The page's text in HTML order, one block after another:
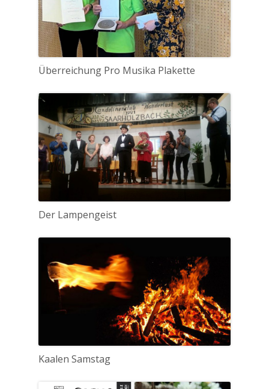
Überreichung Pro Musika Plakette
Der Lampengeist
Kaalen Samstag